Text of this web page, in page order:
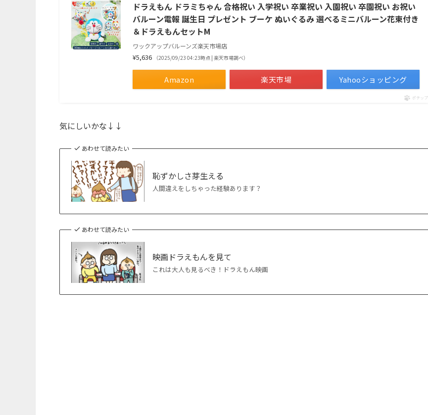
ドラえもん ドラミちゃん 合格祝い 入学祝い 卒業祝い 入園祝い 卒園祝い お祝い
バルーン電報 誕生日 プレゼント ブーケ ぬいぐるみ 選べるミニバルーン花束付き
＆ドラえもんセットM
ワックアップバルーンズ楽天市場店
¥5,636 （2025/09/23 04:23時点 | 楽天市場調べ）
Amazon 楽天市場 Yahooショッピング
ポチップ
気にしいかな↓↓
あわせて読みたい
恥ずかしさ芽生える
人間違えをしちゃった経験あります？
あわせて読みたい
映画ドラえもんを見て
これは大人も見るべき！ドラえもん映画